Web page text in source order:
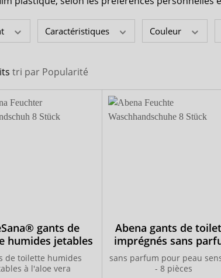
seguna
Caractéristiques Couleur
tri par Popularité
gants de
humides jetables
de toilette humides
à l'aloe vera
Abena gants de
imprégnés sans
sans parfum pour peau
- 8 pièces